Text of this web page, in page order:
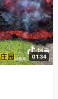
01:34